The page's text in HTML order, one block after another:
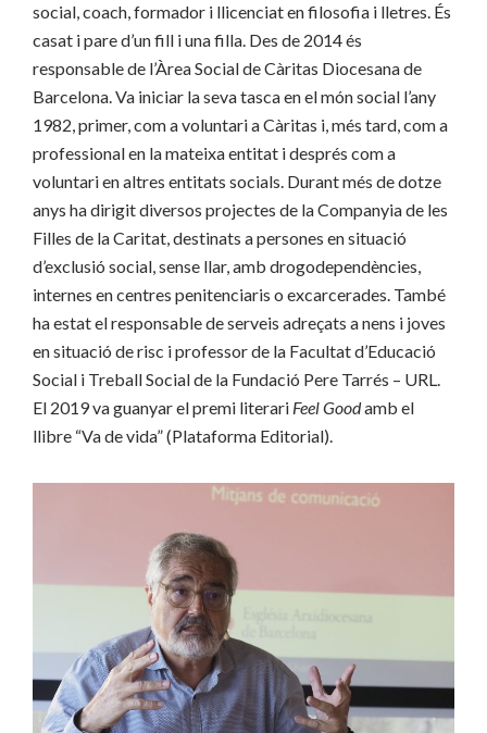
social, coach, formador i llicenciat en filosofia i lletres. És
casat i pare d’un fill i una filla. Des de 2014 és
responsable de l’Àrea Social de Càritas Diocesana de
Barcelona. Va iniciar la seva tasca en el món social l’any
1982, primer, com a voluntari a Càritas i, més tard, com a
professional en la mateixa entitat i després com a
voluntari en altres entitats socials. Durant més de dotze
anys ha dirigit diversos projectes de la Companyia de les
Filles de la Caritat, destinats a persones en situació
d’exclusió social, sense llar, amb drogodependències,
internes en centres penitenciaris o excarcerades. També
ha estat el responsable de serveis adreçats a nens i joves
en situació de risc i professor de la Facultat d’Educació
Social i Treball Social de la Fundació Pere Tarrés – URL.
El 2019 va guanyar el premi literari Feel Goodamb el
llibre “Va de vida” (Plataforma Editorial).